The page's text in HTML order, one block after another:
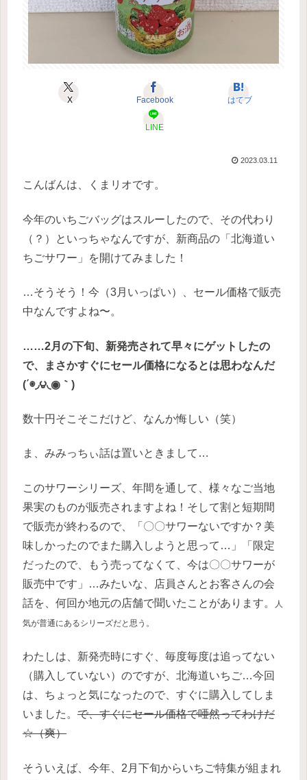
X Facebook はてブ
LINE
2023.03.11
こんばんは、くまリオです。
今年のいちごバッグはスルーしたので、その代わり
（？）といっちゃなんですが、新商品の「北海道い
ちごサワー」を開けてみました！
…そうそう！今（3月いっぱい）、セール価格で販売
中なんですよね〜。
……2月の下旬、新発売されて早々にゲットしたの
で、まさかすぐにセール価格になるとは思わなんだ
(΄◉◞౪◟◉｀)
数十円そこそこだけど、なんか悔しい（笑）
ま、みみっちぃ話は置いときまして…
このサワーシリーズ、年間を通して、様々なご当地
果実のものが販売されますよね！そして割と短期間
で販売が終わるので、「〇〇サワーないですか？美
味しかったのでまた購入しようと思って…」「限定
だったので、もう売ってなくて、今は〇〇サワーが
販売中です」…みたいな、店員さんとお客さんの会
話を、何回か地元の店舗で聞いたことがあります。
人
気が普通にあるシリーズだと思う。
わたしは、新発売時にすぐ、毎度毎度は追ってない
（購入していない）のですが、北海道いちご…今回
は、ちょっと気になったので、すぐに購入してしま
いました。 で、すぐにセール価格で唖然ってわけだ
☆（爽）
そういえば、今年、2月下旬からいちご特集が組まれ